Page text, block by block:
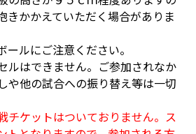
きかかえていただく場合がありま
ルにご注意ください。
ルはできません。ご参加されなか
や他の試合への振り替え等は一切
チケットはついておりません。ス